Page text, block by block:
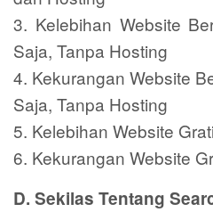
3. Kelebihan Website
Saja, Tanpa Hosting
4. Kekurangan Website
Saja, Tanpa Hosting
5. Kelebihan Website
6. Kekurangan Website
D. Sekilas Tentang